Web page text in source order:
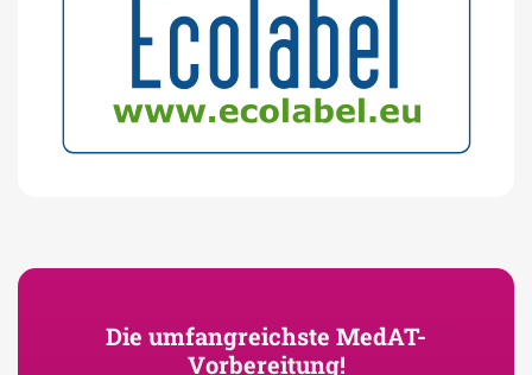
Die umfangreichste MedAT-
Vorbereitung!